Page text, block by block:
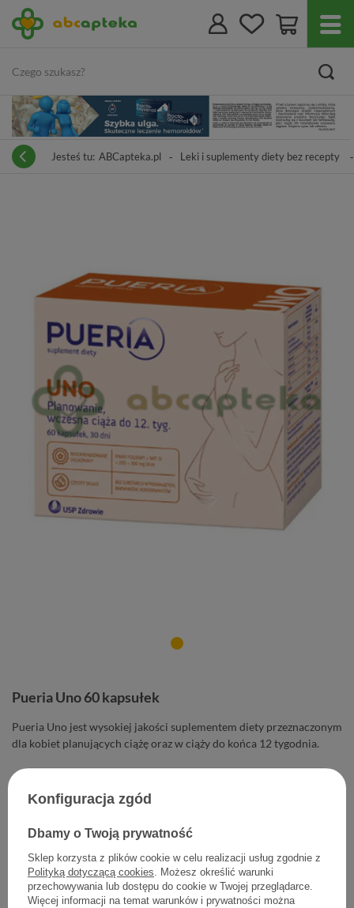
Jesteś tu: ABCapteka.pl Leki i suplementy diety bez recepty
Pueria Uno 60 kapsułek
Pueria Uno jest wysokiej jakości suplementem diety przeznaczonym
dla kobiet planujących ciążę oraz w ciąży do końca 12 tygodnia.
71,80 zł
+ Dodaj do koszyka
Dodaj do listy zakupowej
Konfiguracja zgód
Dbamy o Twoją prywatność
Sklep korzysta z plików cookie w celu realizacji usług zgodnie z
Polityką dotyczącą cookies. Możesz określić warunki
przechowywania lub dostępu do cookie w Twojej przeglądarce.
Więcej informacji na temat warunków i prywatności można